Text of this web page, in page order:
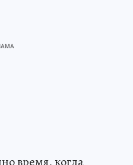
время, когда